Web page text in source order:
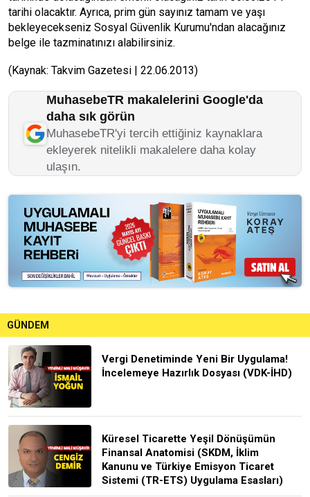
tarihi olacaktır. Ayrıca, prim gün sayınız tamam ve yaşı
bekleyecekseniz Sosyal Güvenlik Kurumu'ndan alacağınız
belge ile tazminatınızı alabilirsiniz.
(Kaynak: Takvim Gazetesi | 22.06.2013)
MuhasebeTR makalelerini Google'da
daha sık görün
MuhasebeTR'yi tercih ettiğiniz kaynaklara
ekleyerek nitelikli makalelere daha kolay
ulaşın.
GÜNDEM
Vergi Denetiminde Yeni Bir Uygulama!
İncelemeye Hazırlık Dosyası (VDK-İHD)
Küresel Ticarette Yeşil Dönüşümün
Finansal Anatomisi (SKDM, İklim
Kanunu ve Türkiye Emisyon Ticaret
Sistemi (TR-ETS) Uygulama Esasları)